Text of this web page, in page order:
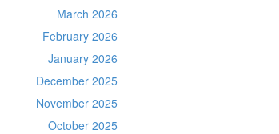
March 2026
February 2026
January 2026
December 2025
November 2025
October 2025